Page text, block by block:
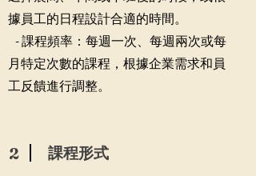
據員工的日程設計合適的時間。
- 課程頻率：每週一次、每週兩次或每
月特定次數的課程，根據企業需求和員
工反饋進行調整。
2 課程形式